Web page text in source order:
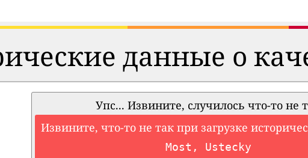
данные о
Упс... Извините, случилось что-то не
Извините, что-то не так при загрузке
Most, Ustecky